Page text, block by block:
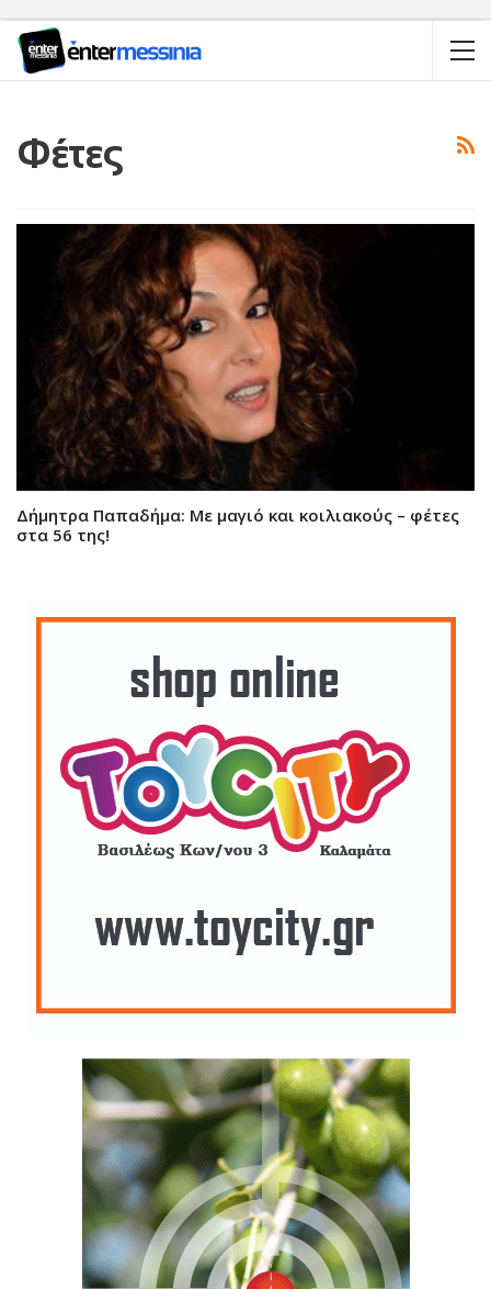
Φέτες
Δήμητρα Παπαδήμα: Με μαγιό και κοιλιακούς – φέτες
στα 56 της!